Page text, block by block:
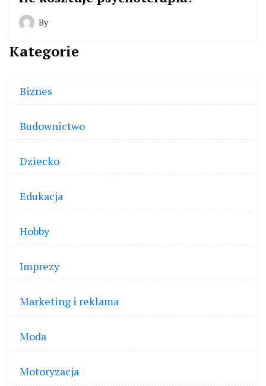
By
Kategorie
Biznes
Budownictwo
Dziecko
Edukacja
Hobby
Imprezy
Marketing i reklama
Moda
Motoryzacja